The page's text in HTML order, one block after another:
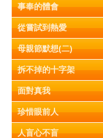
事奉的體會
從嘗試到熱愛
母親節默想(二)
拆不掉的十字架
面對真我
珍惜眼前人
人盲心不盲